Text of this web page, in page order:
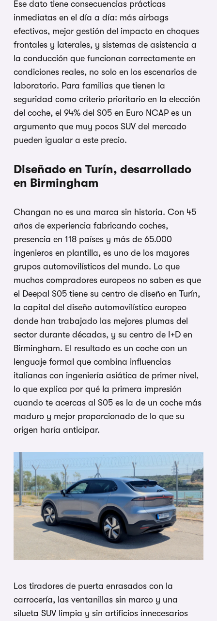
Ese dato tiene consecuencias prácticas
inmediatas en el día a día: más airbags
efectivos, mejor gestión del impacto en choques
frontales y laterales, y sistemas de asistencia a
la conducción que funcionan correctamente en
condiciones reales, no solo en los escenarios de
laboratorio. Para familias que tienen la
seguridad como criterio prioritario en la elección
del coche, el 94% del S05 en Euro NCAP es un
argumento que muy pocos SUV del mercado
pueden igualar a este precio.
Diseñado en Turín, desarrollado
en Birmingham
Changan no es una marca sin historia. Con 45
años de experiencia fabricando coches,
presencia en 118 países y más de 65.000
ingenieros en plantilla, es uno de los mayores
grupos automovilísticos del mundo. Lo que
muchos compradores europeos no saben es que
el Deepal S05 tiene su centro de diseño en Turín,
la capital del diseño automovilístico europeo
donde han trabajado las mejores plumas del
sector durante décadas, y su centro de I+D en
Birmingham. El resultado es un coche con un
lenguaje formal que combina influencias
italianas con ingeniería asiática de primer nivel,
lo que explica por qué la primera impresión
cuando te acercas al S05 es la de un coche más
maduro y mejor proporcionado de lo que su
origen haría anticipar.
Los tiradores de puerta enrasados con la
carrocería, las ventanillas sin marco y una
silueta SUV limpia y sin artificios innecesarios